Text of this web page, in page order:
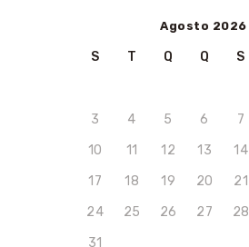
Agosto 2026
S T Q Q S
3
4 5 6 7
10
11 12 13 14
17
18 19 20 21
24
25 26 27 28
31